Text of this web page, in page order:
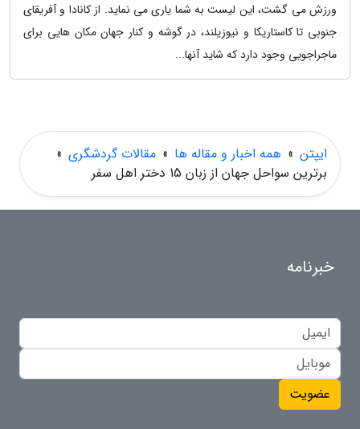
ورزش می گشت، این لیست به شما یاری می نماید. از کانادا و آفریقای
جنوبی تا کاستاریکا و نیوزیلند، در گوشه و کنار جهان مکان هایی برای
ماجراجویی وجود دارد که شاید آنها...
ایپتن » همه اخبار و مقاله ها » مقالات گردشگری »
برترین سواحل جهان از زبان 15 دختر اهل سفر
خبرنامه
عضویت